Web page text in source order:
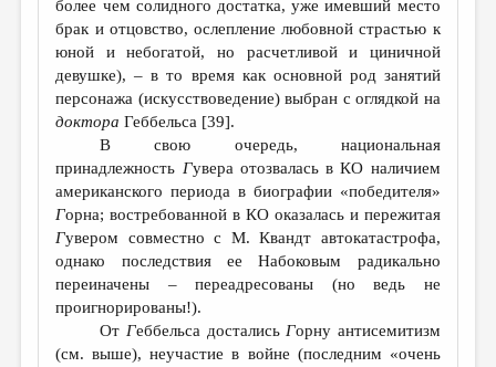
более чем солидного достатка, уже имевший место
брак и отцовство, ослепление любовной страстью к
юной и небогатой, но расчетливой и циничной
девушке), – в то время как основной род занятий
персонажа (искусствоведение) выбран с оглядкой на
доктора Геббельса [39].
В свою очередь, национальная
принадлежность Гувера отозвалась в КО наличием
американского периода в биографии «победителя»
Горна; востребованной в КО оказалась и пережитая
Гувером совместно с М. Квандт автокатастрофа,
однако последствия ее Набоковым радикально
переиначены – переадресованы (но ведь не
проигнорированы!).
От Геббельса достались Горну антисемитизм
(см. выше), неучастие в войне (последним «очень